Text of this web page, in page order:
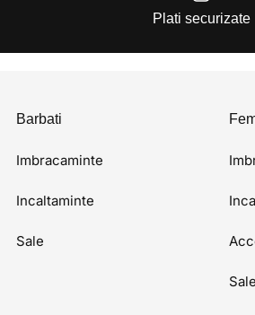
Plati securizate
Barbati
Imbracaminte
Incaltaminte
Sale
Sale